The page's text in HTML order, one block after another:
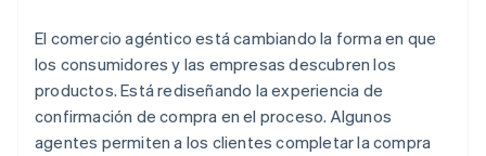
El comercio agéntico está cambiando la forma en que
los consumidores y las empresas descubren los
productos. Está rediseñando la experiencia de
confirmación de compra en el proceso. Algunos
agentes permiten a los clientes completar la compra